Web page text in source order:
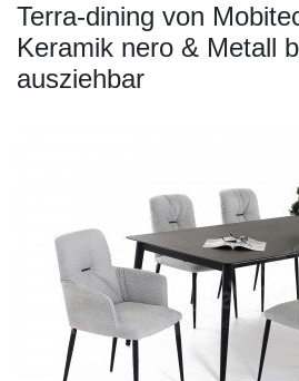
Terra-dining von
Keramik nero & Metall
ausziehbar
SALE
Konfigurator
Finanzierung
Markenwelt